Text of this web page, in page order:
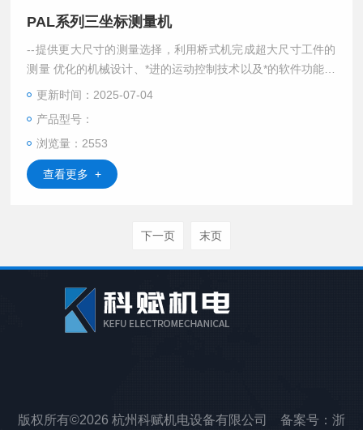
PAL系列三坐标测量机
--提供更大尺寸的测量选择，利用桥式机完成超大尺寸工件的
测量 优化的机械设计、*进的运动控制技术以及*的软件功能，
使得PAL系列三坐标测量机成为中大型零件测量的理想选择，*
更新时间：2025-07-04
产品型号：
浏览量：2553
查看更多 +
下一页 末页
版权所有©2026 杭州科赋机电设备有限公司 备案号： 浙